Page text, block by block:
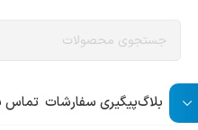
بلاگپیگیری سفارشات تماس